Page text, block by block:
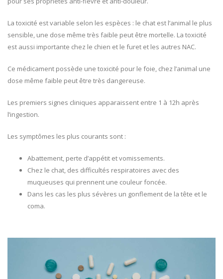
La toxicité est variable selon les espèces : le chat est l’animal le plus
sensible, une dose même très faible peut être mortelle. La toxicité
est aussi importante chez le chien et le furet et les autres NAC.
Ce médicament possède une toxicité pour le foie, chez l’animal une
dose même faible peut être très dangereuse.
Les premiers signes cliniques apparaissent entre 1 à 12h après
l’ingestion.
Les symptômes les plus courants sont :
Abattement, perte d’appétit et vomissements.
Chez le chat, des difficultés respiratoires avec des
muqueuses qui prennent une couleur foncée.
Dans les cas les plus sévères un gonflement de la tête et le
coma.